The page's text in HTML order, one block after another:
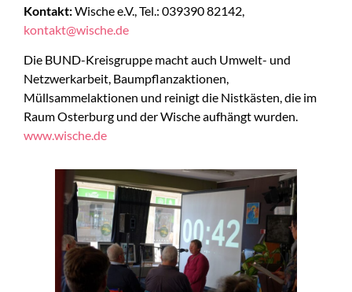
Kontakt:Wische e.V., Tel.: 039390 82142,
kontakt@wische.de
Die BUND-Kreisgruppe macht auch Umwelt- und
Netzwerkarbeit, Baumpflanzaktionen,
Müllsammelaktionen und reinigt die Nistkästen, die im
Raum Osterburg und der Wische aufhängt wurden.
www.wische.de